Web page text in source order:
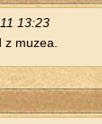
13:23
z muzea.